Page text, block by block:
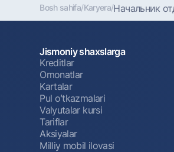
Bosh sahifa/Karyera/Начальник
Jismoniy shaxslarga
Kreditlar
Omonatlar
Kartalar
Pul oʻtkazmalari
Valyutalar kursi
Tariflar
Aksiyalar
Milliy mobil ilovasi